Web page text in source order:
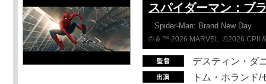
スパイダーマン：ブ
Spider-Man: Brand New Day
© & ™ 2026 MARVEL. ©2026 CPII
デスティン・ダ
トム・ホランド